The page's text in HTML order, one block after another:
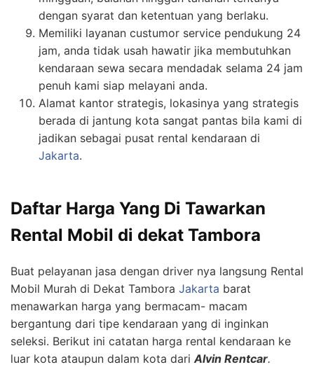
dengan syarat dan ketentuan yang berlaku.
Memiliki layanan custumor service pendukung 24
jam, anda tidak usah hawatir jika membutuhkan
kendaraan sewa secara mendadak selama 24 jam
penuh kami siap melayani anda.
Alamat kantor strategis, lokasinya yang strategis
berada di jantung kota sangat pantas bila kami di
jadikan sebagai pusat rental kendaraan di
Jakarta.
Daftar Harga Yang Di Tawarkan
Rental Mobil di dekat Tambora
Buat pelayanan jasa dengan driver nya langsung Rental
Mobil Murah di Dekat Tambora Jakarta barat
menawarkan harga yang bermacam- macam
bergantung dari tipe kendaraan yang di inginkan
seleksi. Berikut ini catatan harga rental kendaraan ke
luar kota ataupun dalam kota dariAlvin Rentcar.